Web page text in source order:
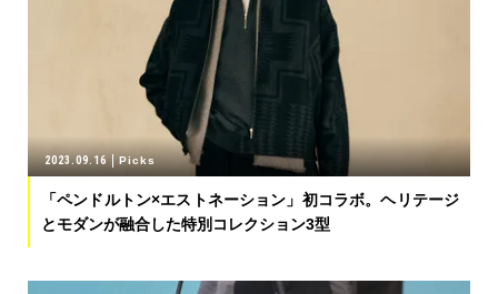
2023.09.16 Picks
「ペンドルトン×エストネーション」初コラボ。ヘリテージ
とモダンが融合した特別コレクション3型